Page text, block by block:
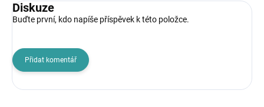
Diskuze
Buďte první, kdo napíše příspěvek k této položce.
Přidat komentář